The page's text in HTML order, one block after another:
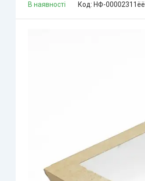
В наявності Код: НФ-00002311ёё